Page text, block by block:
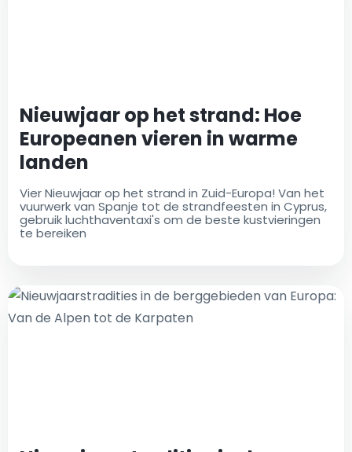
Nieuwjaar op het strand: Hoe
Europeanen vieren in warme
landen
Vier Nieuwjaar op het strand in Zuid-Europa! Van het
vuurwerk van Spanje tot de strandfeesten in Cyprus,
gebruik luchthaventaxi's om de beste kustvieringen
te bereiken